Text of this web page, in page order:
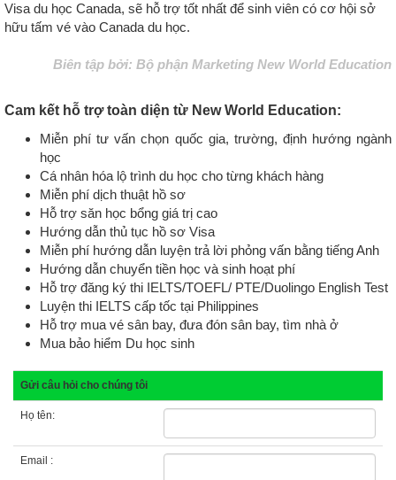
Visa du học Canada, sẽ hỗ trợ tốt nhất để sinh viên có cơ hội sở
hữu tấm vé vào Canada du học.
Biên tập bởi: Bộ phận Marketing New World Education
Cam kết hỗ trợ toàn diện từ New World Education:
Miễn phí tư vấn chọn quốc gia, trường, định hướng ngành
học
Cá nhân hóa lộ trình du học cho từng khách hàng
Miễn phí dịch thuật hồ sơ
Hỗ trợ săn học bổng giá trị cao
Hướng dẫn thủ tục hồ sơ Visa
Miễn phí hướng dẫn luyện trả lời phỏng vấn bằng tiếng Anh
Hướng dẫn chuyển tiền học và sinh hoạt phí
Hỗ trợ đăng ký thi IELTS/TOEFL/ PTE/Duolingo English Test
Luyện thi IELTS cấp tốc tại Philippines
Hỗ trợ mua vé sân bay, đưa đón sân bay, tìm nhà ở
Mua bảo hiểm Du học sinh
Gửi câu hỏi cho chúng tôi
Họ tên:
Email :